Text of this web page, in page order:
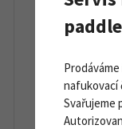
nafukovací
Svařujeme